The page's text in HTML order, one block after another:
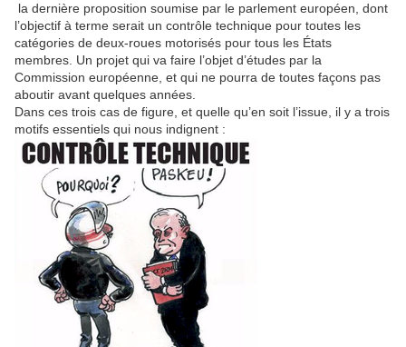
la dernière proposition soumise par le parlement européen, dont
l’objectif à terme serait un contrôle technique pour toutes les
catégories de deux-roues motorisés pour tous les États
membres. Un projet qui va faire l’objet d’études par la
Commission européenne, et qui ne pourra de toutes façons pas
aboutir avant quelques années.
Dans ces trois cas de figure, et quelle qu’en soit l’issue, il y a trois
motifs essentiels qui nous indignent :